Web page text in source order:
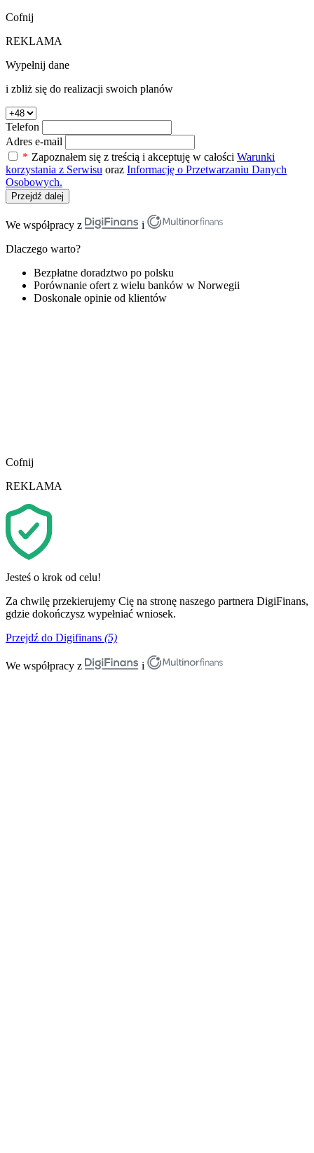
Cofnij
REKLAMA
Wypełnij dane
i zbliż się do realizacji swoich planów
Telefon
Adres e-mail
* Zapoznałem się z treścią i akceptuję w całości Warunki
korzystania z Serwisu oraz Informację o Przetwarzaniu Danych
Osobowych.
Przejdź dalej
We współpracy z
i
Dlaczego warto?
Bezpłatne doradztwo po polsku
Porównanie ofert z wielu banków w Norwegii
Doskonałe opinie od klientów
Cofnij
REKLAMA
Jesteś o krok od celu!
Za chwilę przekierujemy Cię na stronę naszego partnera DigiFinans,
gdzie dokończysz wypełniać wniosek.
Przejdź do Digifinans (5)
We współpracy z i